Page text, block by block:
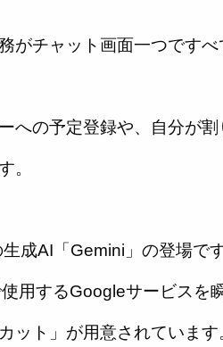
がチャット画面一つです
への予定登録や、自分が
。
成AI「Gemini」の登場です
用するGoogleサービスを
ット」が用意されています